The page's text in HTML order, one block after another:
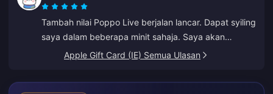
Tambah nilai Poppo Live berjalan lancar. Dapat syiling
saya dalam beberapa minit sahaja. Saya akan
menggunakannya lagi!
Apple Gift Card (IE) Semua Ulasan